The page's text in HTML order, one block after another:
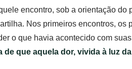
encontro, sob a orientação do
Nos primeiros encontros, os
o que havia acontecido com
de que aquela dor, vivida à luz